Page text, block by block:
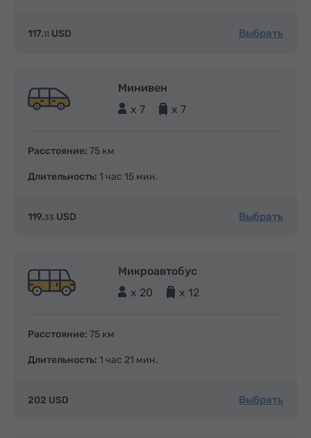
117.11 USD Выбрать
Минивен
x 7
x 7
Расстояние: 75 км
Длительность: 1 час 15 мин.
119.33 USD Выбрать
Микроавтобус
x 20
x 12
Расстояние: 75 км
Длительность: 1 час 21 мин.
202 USD Выбрать